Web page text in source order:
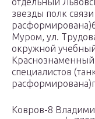
звезды полк
Муром, ул.
окружной
специалистов
Ковров-8